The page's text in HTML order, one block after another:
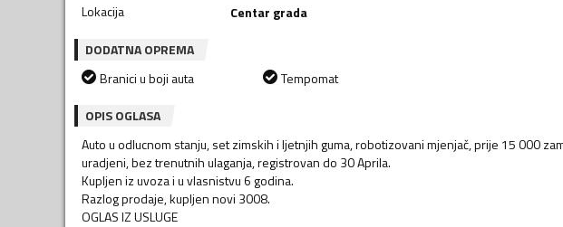
Lokacija
Centar grada
DODATNA OPREMA
Branici u boji auta
Tempomat
OPIS OGLASA
Auto u odlucnom stanju, set zimskih i ljetnjih guma, robotizovani mjenjač, prije 15 000
uradjeni, bez trenutnih ulaganja, registrovan do 30 Aprila.
Kupljen iz uvoza i u vlasnistvu 6 godina.
Razlog prodaje, kupljen novi 3008.
OGLAS IZ USLUGE